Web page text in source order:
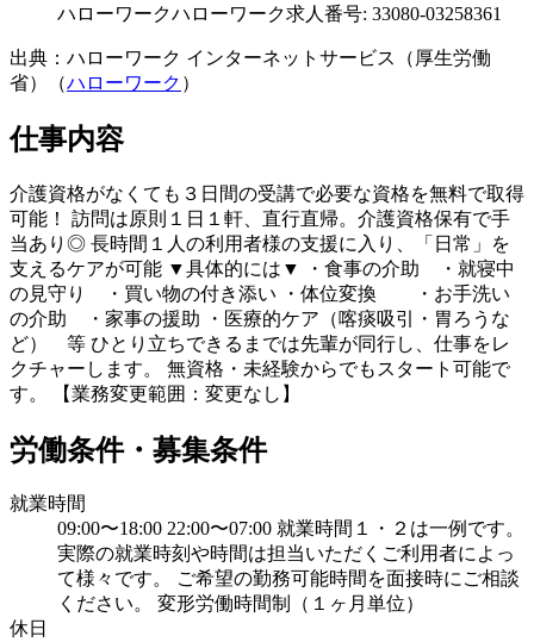
ハローワークハローワーク求人番号: 33080-03258361
出典：ハローワーク インターネットサービス（厚生労働
省）（ハローワーク ）
仕事内容
介護資格がなくても３日間の受講で必要な資格を無料で取得
可能！ 訪問は原則１日１軒、直行直帰。介護資格保有で手
当あり◎ 長時間１人の利用者様の支援に入り、「日常」を
支えるケアが可能 ▼具体的には▼ ・食事の介助 ・就寝中
の見守り ・買い物の付き添い ・体位変換 ・お手洗い
の介助 ・家事の援助 ・医療的ケア（喀痰吸引・胃ろうな
ど） 等 ひとり立ちできるまでは先輩が同行し、仕事をレ
クチャーします。 無資格・未経験からでもスタート可能で
す。 【業務変更範囲：変更なし】
労働条件・募集条件
就業時間
09:00〜18:00 22:00〜07:00 就業時間１・２は一例です。
実際の就業時刻や時間は担当いただくご利用者によっ
て様々です。 ご希望の勤務可能時間を面接時にご相談
ください。 変形労働時間制（１ヶ月単位）
休日